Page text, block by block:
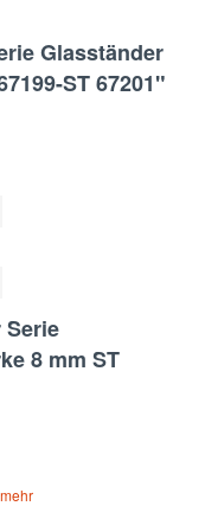
Glasständer
ST 67201"
8 mm ST
mehr